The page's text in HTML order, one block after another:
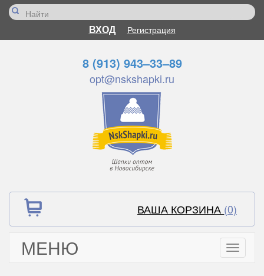
ВХОД Регистрация
8 (913) 943–33–89
opt@nskshapki.ru
ВАША КОРЗИНА (0)
МЕНЮ
Toggle